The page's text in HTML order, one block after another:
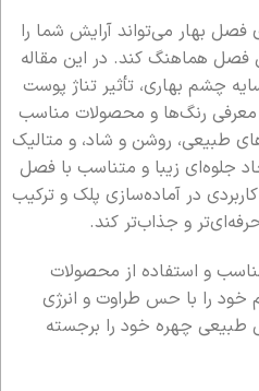
بهار می‌تواند آرایش شما را
فصل هماهنگ کند. در این مقاله
چشم بهاری، تأثیر تناژ پوست
رنگ‌ها و محصولات مناسب
طبیعی، روشن و شاد، و متالیک
جلوه‌ای زیبا و متناسب با فصل
در آماده‌سازی پلک و ترکیب
و جذاب‌تر کند.
و استفاده از محصولات
خود را با حس طراوت و انرژی
طبیعی چهره خود را برجسته